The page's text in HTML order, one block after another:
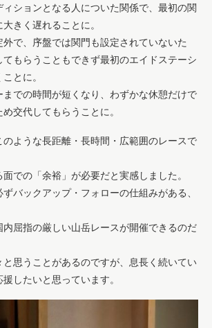
ションとなる人についた関係で、最初の関
きく遅れることに。
外で、序盤では関門も設定されていないた
もらうこともできず最初のエイドステーシ
とに。
での時間が短くなり、わずかな休憩だけで
交代してもらうことに。
ような長距離・長時間・広範囲のレースで
での「余裕」が必要だと実感しました。
バックアップ・フォローの仕組みがある、
内屈指の厳しい山岳レースが開催できるのだ
と思うことがあるのですが、息長く続いてい
したいと思っています。